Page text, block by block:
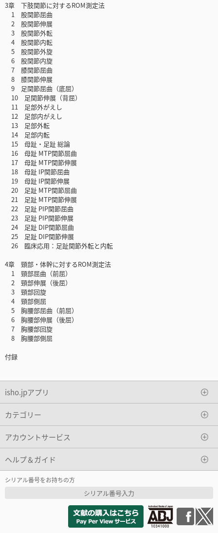
3章 下肢関節に対するROM測定法
1 股関節屈曲
2 股関節伸展
3 股関節外転
4 股関節内転
5 股関節外旋
6 股関節内旋
7 膝関節屈曲
8 膝関節伸展
9 足関節屈曲（底屈）
10 足関節伸展（背屈）
11 足部外がえし
12 足部内がえし
13 足部外転
14 足部内転
15 母趾・足趾 総論
16 母趾 MTP関節屈曲
17 母趾 MTP関節伸展
18 母趾 IP関節屈曲
19 母趾 IP関節伸展
20 足趾 MTP関節屈曲
21 足趾 MTP関節伸展
22 足趾 PIP関節屈曲
23 足趾 PIP関節伸展
24 足趾 DIP関節屈曲
25 足趾 DIP関節伸展
26 臨床応用：足趾関節外転と内転
4章 頸部・体幹に対するROM測定法
1 頸部屈曲（前屈）
2 頸部伸展（後屈）
3 頸部回旋
4 頸部側屈
5 胸腰部屈曲（前屈）
6 胸腰部伸展（後屈）
7 胸腰部回旋
8 胸腰部側屈
付録
isho.jpアプリ
カテゴリー
アカウントサービス
ヘルプ＆ガイド
シリアル番号をお持ちの方
シリアル番号入力